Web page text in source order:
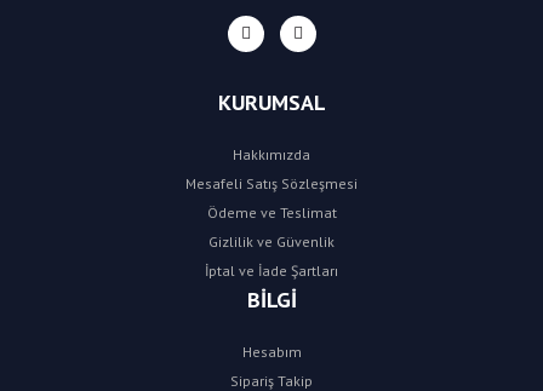
KURUMSAL
Hakkımızda
Mesafeli Satış Sözleşmesi
Ödeme ve Teslimat
Gizlilik ve Güvenlik
İptal ve İade Şartları
BİLGİ
Hesabım
Sipariş Takip